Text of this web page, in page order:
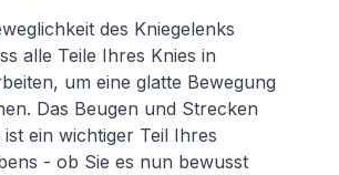
des Kniegelenks
alle Teile Ihres Knies in
um eine glatte Bewegung
Das Beugen und Strecken
ist ein wichtiger Teil Ihres
- ob Sie es nun bewusst